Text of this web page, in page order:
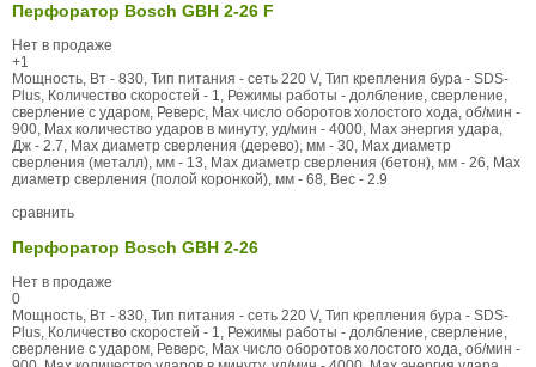
Перфоратор Bosch GBH 2-26 F
Нет в продаже
+1
Мощность, Вт - 830, Тип питания - сеть 220 V, Тип крепления бура - SDS-
Plus, Количество скоростей - 1, Режимы работы - долбление, сверление,
сверление с ударом, Реверс, Max число оборотов холостого хода, об/мин -
900, Max количество ударов в минуту, уд/мин - 4000, Max энергия удара,
Дж - 2.7, Max диаметр сверления (дерево), мм - 30, Max диаметр
сверления (металл), мм - 13, Max диаметр сверления (бетон), мм - 26, Max
диаметр сверления (полой коронкой), мм - 68, Вес - 2.9
сравнить
Перфоратор Bosch GBH 2-26
Нет в продаже
0
Мощность, Вт - 830, Тип питания - сеть 220 V, Тип крепления бура - SDS-
Plus, Количество скоростей - 1, Режимы работы - долбление, сверление,
сверление с ударом, Реверс, Max число оборотов холостого хода, об/мин -